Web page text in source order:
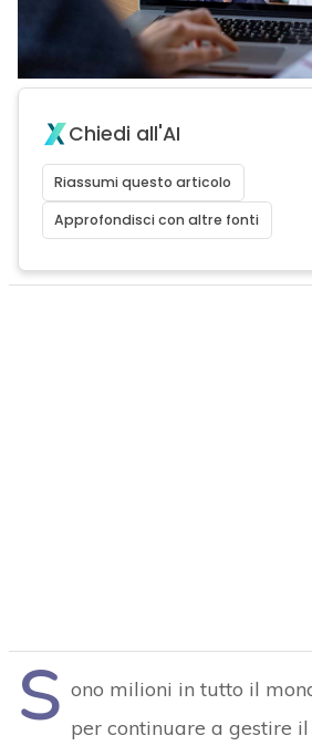
Chiedi all'AI
Riassumi questo articolo
Approfondisci con altre fonti
S ono milioni in tutto il
per continuare a gestire il